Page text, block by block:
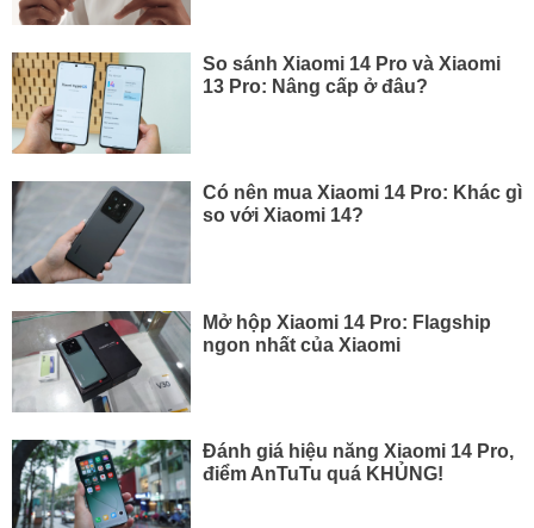
So sánh Xiaomi 14 Pro và Xiaomi
13 Pro: Nâng cấp ở đâu?
Có nên mua Xiaomi 14 Pro: Khác gì
so với Xiaomi 14?
Mở hộp Xiaomi 14 Pro: Flagship
ngon nhất của Xiaomi
Đánh giá hiệu năng Xiaomi 14 Pro,
điểm AnTuTu quá KHỦNG!